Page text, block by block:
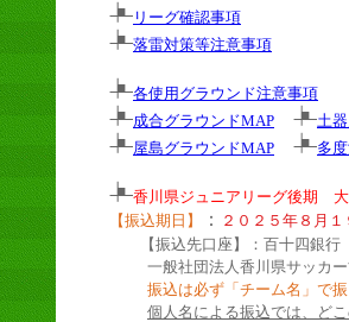
リーグ確認事項
落雷対策等注意事項
各使用グラウンド注意事項
成合グラウンドMAP
土
屋島グラウンドMAP
多
香川県ジュニアリーグ後期
【振込期日】
：
２０２５年８月
【振込先口座】：百十四銀行
一般社団法人香川県サッカ
振込は必ず「チーム名」で
個人名による振込では、ど